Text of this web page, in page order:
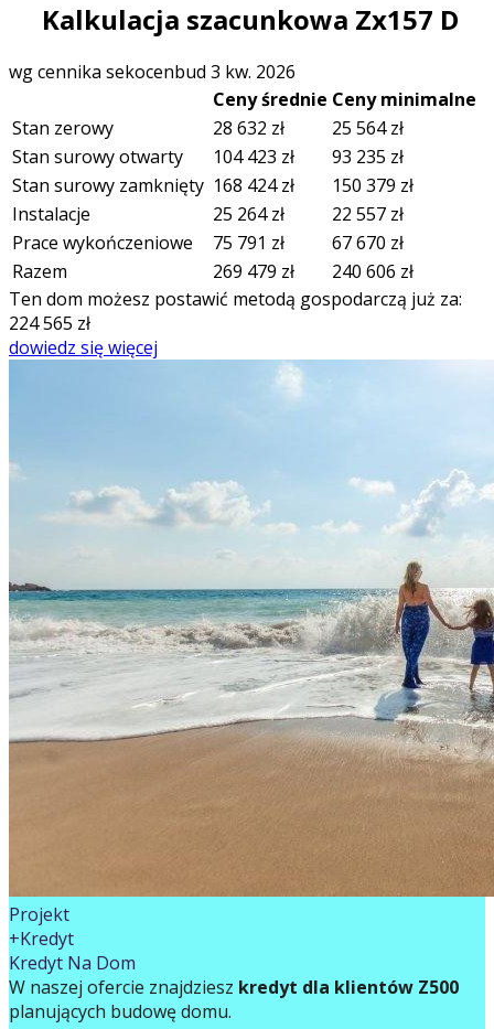
Kalkulacja szacunkowa Zx157 D
wg cennika sekocenbud 3 kw. 2026
Ceny średnie Ceny minimalne
Stan zerowy
28 632 zł 25 564zł
Stan surowy otwarty
104 423 zł 93 235 zł
Stan surowy zamknięty 168 424zł 150 379 zł
Instalacje
25 264zł 22 557 zł
Prace wykończeniowe
75 791 zł 67 670 zł
Razem
269 479 zł 240 606 zł
Ten dom możesz postawić metodą gospodarczą już za:
224 565 zł
dowiedz się więcej
Projekt
+Kredyt
Kredyt Na Dom
W naszej ofercie znajdziesz kredyt dla klientów Z500
planujących budowę domu.